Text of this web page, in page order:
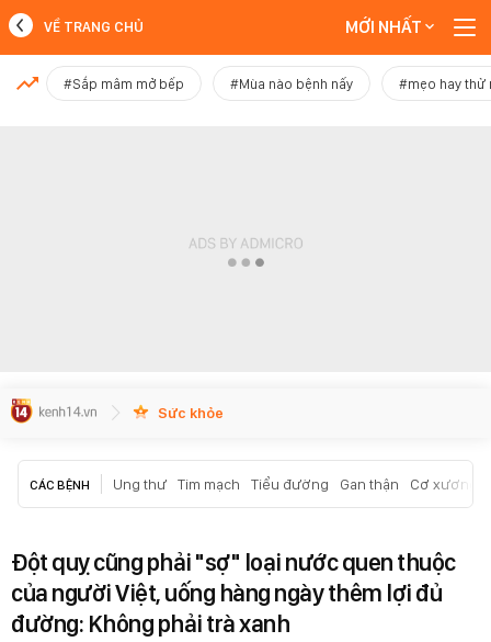
MỚI NHẤT
VỀ TRANG CHỦ MỚI NHẤT
#Sắp mâm mở bếp #Mùa nào bệnh nấy #mẹo hay thử
Sức khỏe
CÁC BỆNH Ung thư Tim mạch Tiểu đường Gan thận Cơ xương
Đột quỵ cũng phải "sợ" loại nước quen thuộc
của người Việt, uống hàng ngày thêm lợi đủ
đường: Không phải trà xanh